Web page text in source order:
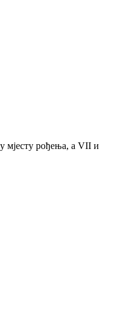
мјесту рођења, а VII и